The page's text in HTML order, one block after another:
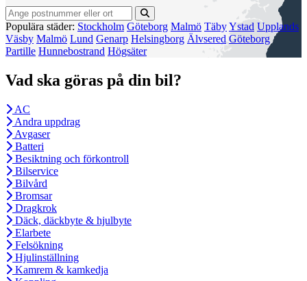
Populära städer: Stockholm Göteborg Malmö TäbyYstad Upplands
Väsby Malmö Lund Genarp Helsingborg Älvsered Göteborg
Partille Hunnebostrand Högsäter
Vad ska göras på din bil?
AC
Andra uppdrag
Avgaser
Batteri
Besiktning och förkontroll
Bilservice
Bilvård
Bromsar
Dragkrok
Däck, däckbyte & hjulbyte
Elarbete
Felsökning
Hjulinställning
Kamrem & kamkedja